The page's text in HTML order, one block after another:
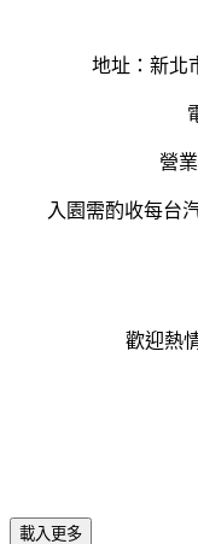
地址：新北
營
入園需酌收每台
歡迎熱
載入更多